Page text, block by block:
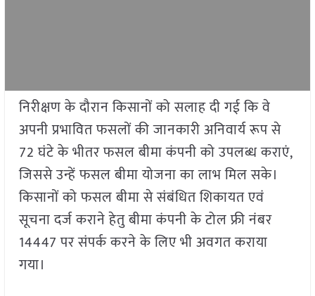
निरीक्षण के दौरान किसानों को सलाह दी गई कि वे
अपनी प्रभावित फसलों की जानकारी अनिवार्य रूप से
72 घंटे के भीतर फसल बीमा कंपनी को उपलब्ध कराएं,
जिससे उन्हें फसल बीमा योजना का लाभ मिल सके।
किसानों को फसल बीमा से संबंधित शिकायत एवं
सूचना दर्ज कराने हेतु बीमा कंपनी के टोल फ्री नंबर
14447 पर संपर्क करने के लिए भी अवगत कराया
गया।